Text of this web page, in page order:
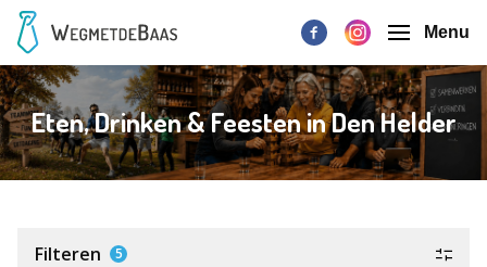
Menu
Eten, Drinken & Feesten in Den Helder
Filteren 5